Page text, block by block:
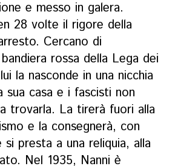
e messo in galera.
28 volte il rigore della
Cercano di
rossa della Lega dei
la nasconde in una nicchia
sua casa e i fascisti non
trovarla. La tirerà fuori alla
e la consegnerà, con
si presta a una reliquia, alla
Nel 1935, Nanni è